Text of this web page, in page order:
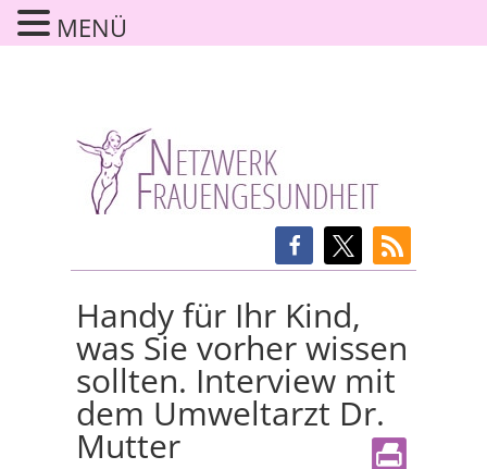
Handy für Ihr Kind,
was Sie vorher wissen
sollten. Interview mit
dem Umweltarzt Dr.
Mutter
MENÜ